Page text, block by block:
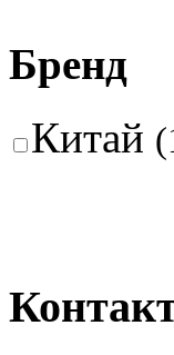
Бренд
Китай